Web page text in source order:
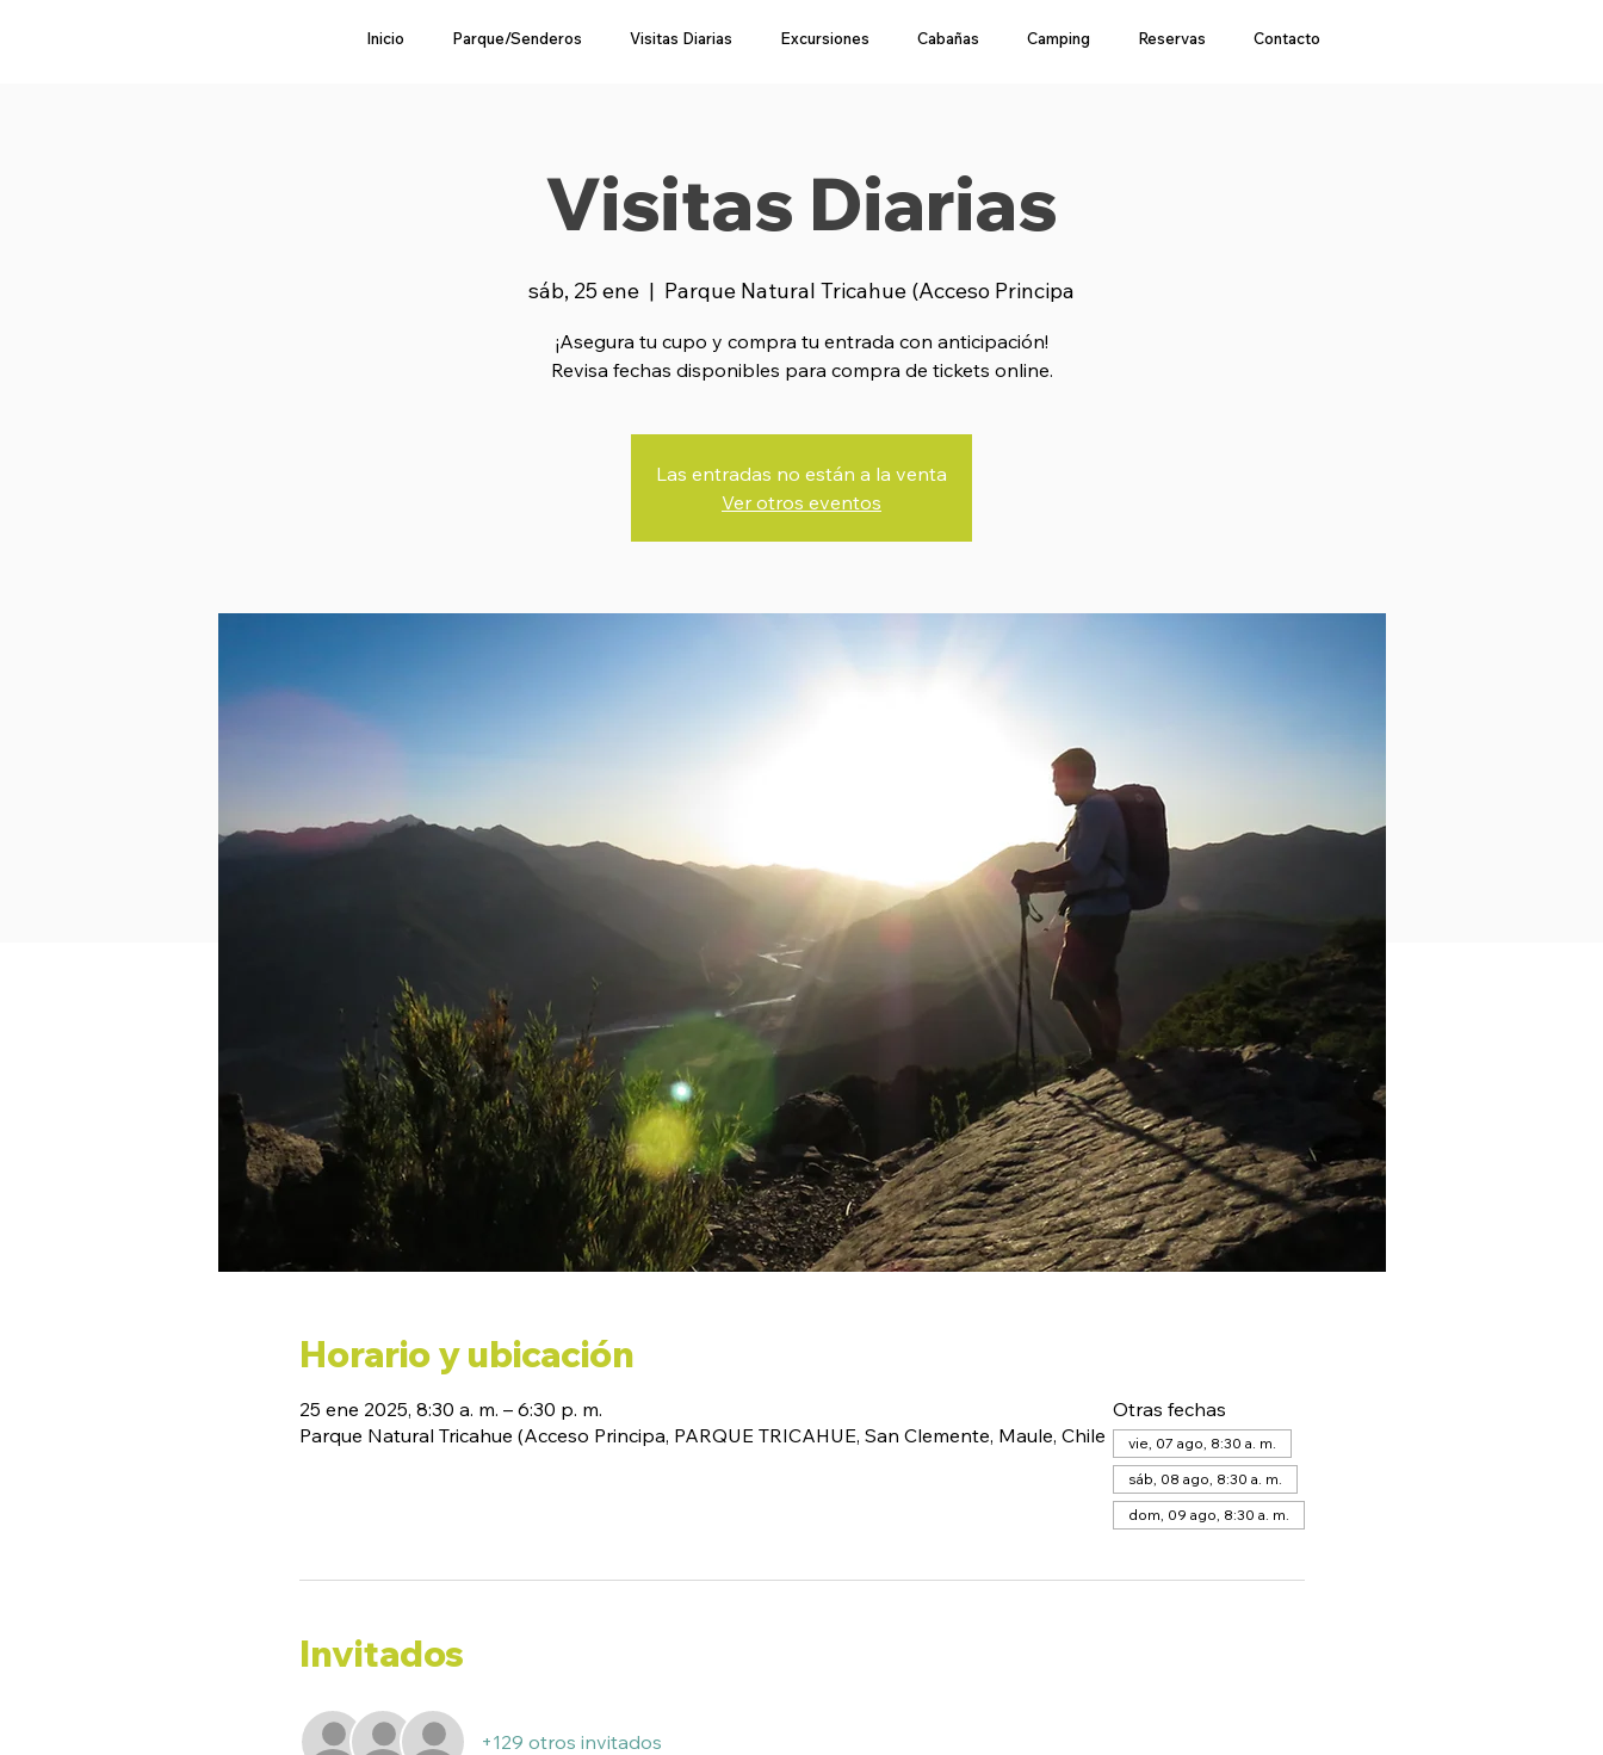
Inicio Parque/Senderos Visitas Diarias Excursiones Cabañas Camping Reservas Contacto
Visitas Diarias
sáb, 25 ene
  |
Parque Natural Tricahue (Acceso Principa
¡Asegura tu cupo y compra tu entrada con anticipación!
Revisa fechas disponibles para compra de tickets online.
Las entradas no están a la venta
Ver otros eventos
Horario y ubicación
25 ene 2025, 8:30 a. m. – 6:30 p. m.
Parque Natural Tricahue (Acceso Principa, PARQUE TRICAHUE, San Clemente, Maule, Chile
Otras fechas
vie, 07 ago, 8:30 a. m.
sáb, 08 ago, 8:30 a. m.
dom, 09 ago, 8:30 a. m.
Invitados
+129 otros invitados